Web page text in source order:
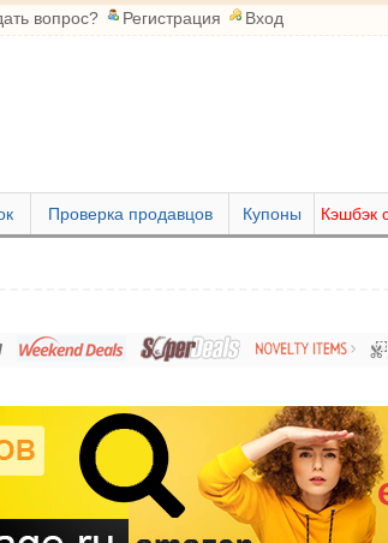
вопрос? Регистрация Вход
Проверка продавцов Купоны Кэшбэк